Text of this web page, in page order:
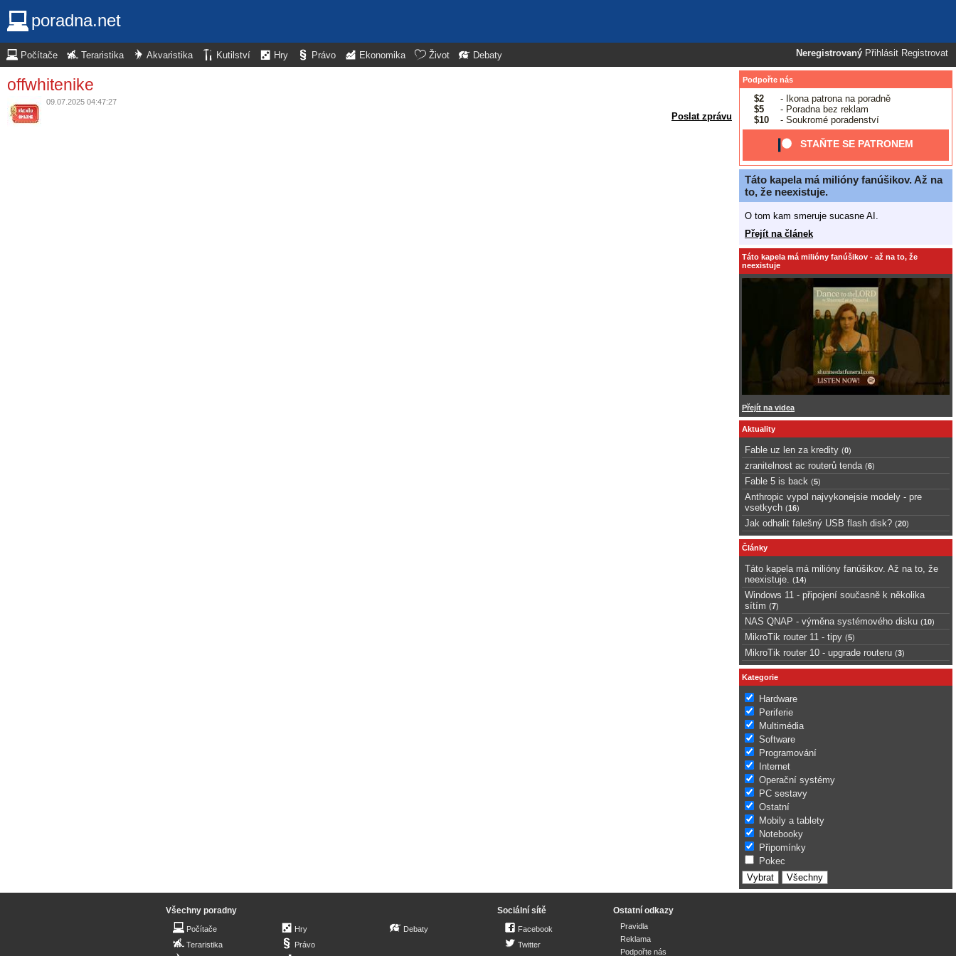
poradna.net
Neregistrovaný Přihlásit Registrovat
Počítače Teraristika Akvaristika Kutilství Hry Právo Ekonomika Život Debaty
offwhitenike
09.07.2025 04:47:27
Poslat zprávu
Podpořte nás
$2
- Ikona patrona na poradně
$5
- Poradna bez reklam
$10
- Soukromé poradenství
STAŇTE SE PATRONEM
Táto kapela má milióny fanúšikov. Až na
to, že neexistuje.
O tom kam smeruje sucasne AI.
Přejít na článek
Táto kapela má milióny fanúšikov - až na to, že
neexistuje
Přejít na videa
Aktuality
Fable uz len za kredity (0)
zranitelnost ac routerů tenda (6)
Fable 5 is back (5)
Anthropic vypol najvykonejsie modely - pre
vsetkych (16)
Jak odhalit falešný USB flash disk? (20)
Články
Táto kapela má milióny fanúšikov. Až na to, že
neexistuje.
(14)
Windows 11 - připojení současně k několika
sítím (7)
NAS QNAP - výměna systémového disku (10)
MikroTik router 11 - tipy (5)
MikroTik router 10 - upgrade routeru (3)
Kategorie
Hardware
Periferie
Multimédia
Software
Programování
Internet
Operační systémy
PC sestavy
Ostatní
Mobily a tablety
Notebooky
Připomínky
Pokec
Všechny poradny
Počítače
Teraristika
Hry
Právo
Debaty
Sociální sítě
Facebook
Twitter
Ostatní odkazy
Pravidla
Reklama
Podpořte nás